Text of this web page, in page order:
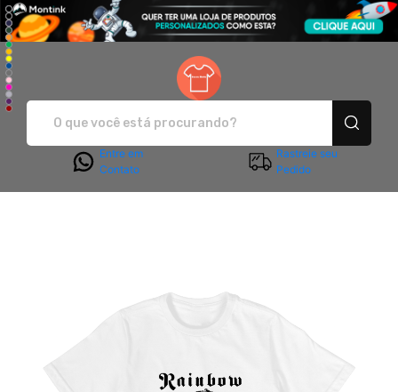
Entre em
Contato
Rastreie seu
Pedido